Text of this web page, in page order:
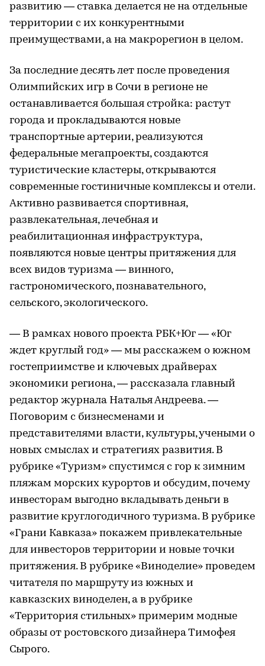
развитию — ставка делается не на отдельные
территории с их конкурентными
преимуществами, а на макрорегион в целом.
За последние десять лет после проведения
Олимпийских игр в Сочи в регионе не
останавливается большая стройка: растут
города и прокладываются новые
транспортные артерии, реализуются
федеральные мегапроекты, создаются
туристические кластеры, открываются
современные гостиничные комплексы и отели.
Активно развивается спортивная,
развлекательная, лечебная и
реабилитационная инфраструктура,
появляются новые центры притяжения для
всех видов туризма — винного,
гастрономического, познавательного,
сельского, экологического.
— В рамках нового проекта РБК+Юг — «Юг
ждет круглый год» — мы расскажем о южном
гостеприимстве и ключевых драйверах
экономики региона, — рассказала главный
редактор журнала Наталья Андреева. —
Поговорим с бизнесменами и
представителями власти, культуры, учеными о
новых смыслах и стратегиях развития. В
рубрике «Туризм» спустимся с гор к зимним
пляжам морских курортов и обсудим, почему
инвесторам выгодно вкладывать деньги в
развитие круглогодичного туризма. В рубрике
«Грани Кавказа» покажем привлекательные
для инвесторов территории и новые точки
притяжения. В рубрике «Виноделие» проведем
читателя по маршруту из южных и
кавказских виноделен, а в рубрике
«Территория стильных» примерим модные
образы от ростовского дизайнера Тимофея
Сырого.